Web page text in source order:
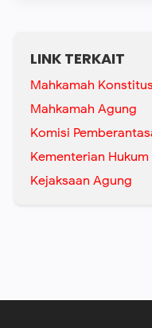
LINK TERKAIT
Mahkamah
Mahkamah Agung
Komisi
Kementerian Hukum
Kejaksaan Agung